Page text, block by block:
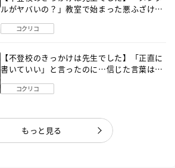
ルがヤバいの？」教室で始まった悪ふざけ
コクリコ
【不登校のきっかけは先生でした】「正直に
書いていい」と言ったのに…信じた言葉は噓
コクリコ
もっと見る